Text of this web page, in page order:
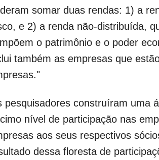
somar duas rendas: 1) a
e 2) a renda não-distribuída,
o patrimônio e o poder
também as empresas que
pesquisadores construíram uma
nível de participação nas
aos seus respectivos
dessa floresta de